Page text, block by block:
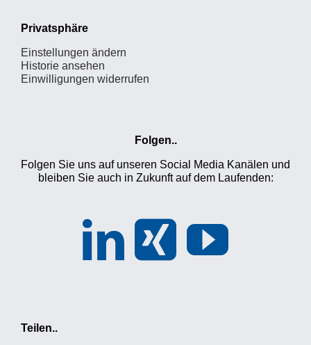
Privatsphäre
Einstellungen ändern
Historie ansehen
Einwilligungen widerrufen
Folgen..
Folgen Sie uns auf unseren Social Media Kanälen und
bleiben Sie auch in Zukunft auf dem Laufenden:
Teilen..